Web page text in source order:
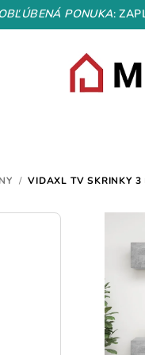
PONUKA:
/ VIDAXL TV SKRINKY 3